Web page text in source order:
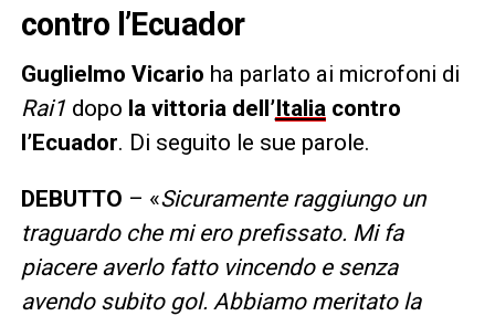
contro l’Ecuador
Guglielmo Vicario ha parlato ai microfoni di
Rai1 dopo la vittoria dell’Italia contro
l’Ecuador. Di seguito le sue parole.
DEBUTTO – «Sicuramente raggiungo un
traguardo che mi ero prefissato. Mi fa
piacere averlo fatto vincendo e senza
avendo subito gol. Abbiamo meritato la